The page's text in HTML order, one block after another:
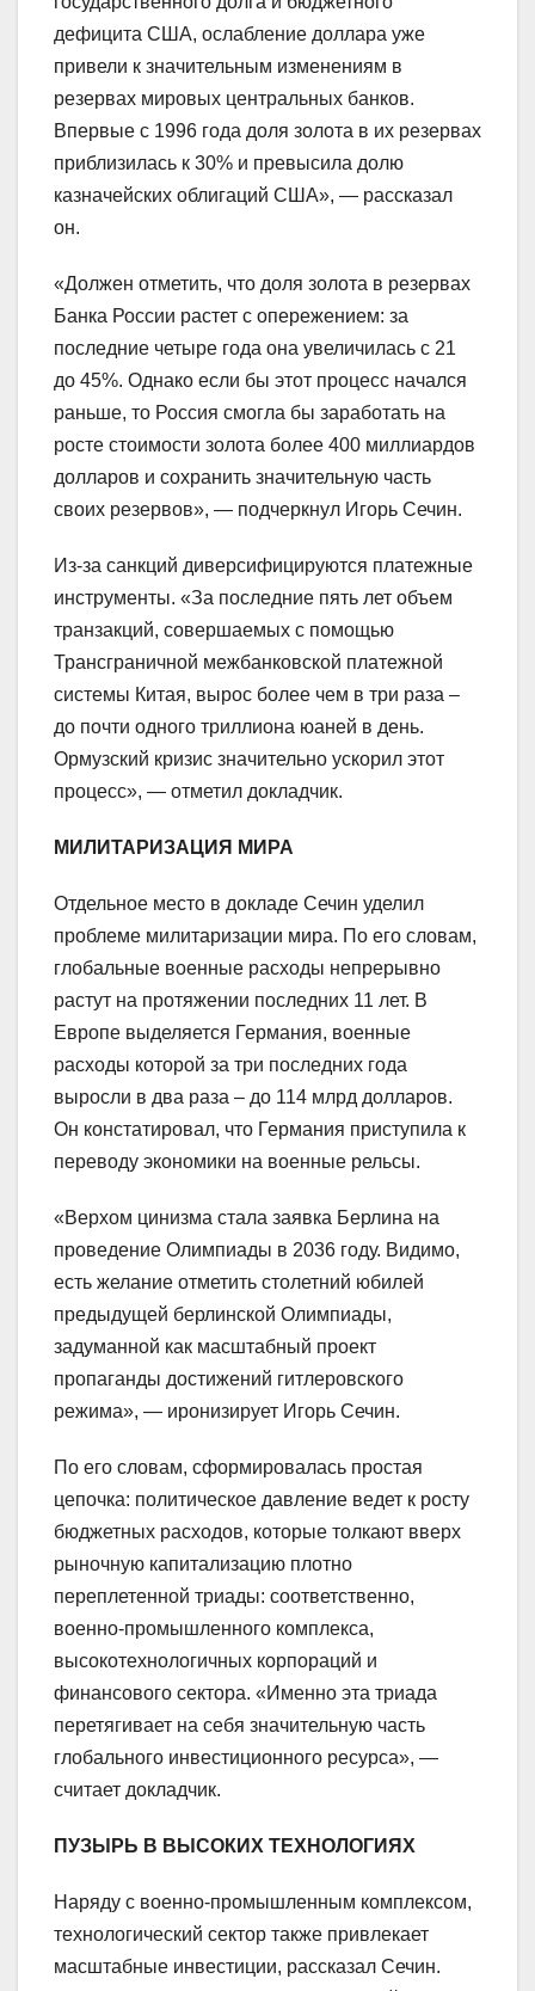
дефицита США, ослабление доллара уже
привели к значительным изменениям в
резервах мировых центральных банков.
Впервые с 1996 года доля золота в их резервах
приблизилась к 30% и превысила долю
казначейских облигаций США», — рассказал
он.
«Должен отметить, что доля золота в резервах
Банка России растет с опережением: за
последние четыре года она увеличилась с 21
до 45%. Однако если бы этот процесс начался
раньше, то Россия смогла бы заработать на
росте стоимости золота более 400 миллиардов
долларов и сохранить значительную часть
своих резервов», — подчеркнул Игорь Сечин.
Из-за санкций диверсифицируются платежные
инструменты. «За последние пять лет объем
транзакций, совершаемых с помощью
Трансграничной межбанковской платежной
системы Китая, вырос более чем в три раза –
до почти одного триллиона юаней в день.
Ормузский кризис значительно ускорил этот
процесс», — отметил докладчик.
МИЛИТАРИЗАЦИЯ МИРА
Отдельное место в докладе Сечин уделил
проблеме милитаризации мира. По его словам,
глобальные военные расходы непрерывно
растут на протяжении последних 11 лет. В
Европе выделяется Германия, военные
расходы которой за три последних года
выросли в два раза – до 114 млрд долларов.
Он констатировал, что Германия приступила к
переводу экономики на военные рельсы.
«Верхом цинизма стала заявка Берлина на
проведение Олимпиады в 2036 году. Видимо,
есть желание отметить столетний юбилей
предыдущей берлинской Олимпиады,
задуманной как масштабный проект
пропаганды достижений гитлеровского
режима», — иронизирует Игорь Сечин.
По его словам, сформировалась простая
цепочка: политическое давление ведет к росту
бюджетных расходов, которые толкают вверх
рыночную капитализацию плотно
переплетенной триады: соответственно,
военно-промышленного комплекса,
высокотехнологичных корпораций и
финансового сектора. «Именно эта триада
перетягивает на себя значительную часть
глобального инвестиционного ресурса», —
считает докладчик.
ПУЗЫРЬ В ВЫСОКИХ ТЕХНОЛОГИЯХ
Наряду с военно-промышленным комплексом,
технологический сектор также привлекает
масштабные инвестиции, рассказал Сечин.